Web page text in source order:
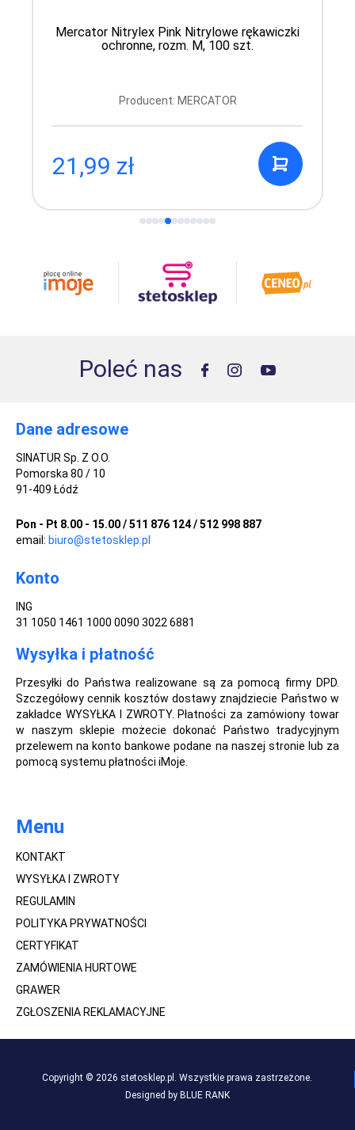
Mercator Nitrylex Pink Nitrylowe rękawiczki
ochronne, rozm. M, 100 szt.
Producent: MERCATOR
21,99 zł
Poleć nas
Dane adresowe
SINATUR Sp. Z O.O.
Pomorska 80 / 10
91-409 Łódź
Pon - Pt 8.00 - 15.00 / 511 876 124 / 512 998 887
email: biuro@stetosklep.pl
Konto
ING
31 1050 1461 1000 0090 3022 6881
Wysyłka i płatność
Przesyłki do Państwa realizowane są za pomocą firmy DPD.
Szczegółowy cennik kosztów dostawy znajdziecie Państwo w
zakładce WYSYŁKA I ZWROTY. Płatności za zamówiony towar
w naszym sklepie możecie dokonać Państwo tradycyjnym
przelewem na konto bankowe podane na naszej stronie lub za
pomocą systemu płatności iMoje.
Menu
KONTAKT
WYSYŁKA I ZWROTY
REGULAMIN
POLITYKA PRYWATNOŚCI
CERTYFIKAT
ZAMÓWIENIA HURTOWE
GRAWER
ZGŁOSZENIA REKLAMACYJNE
Copyright © 2026 stetosklep.pl. Wszystkie prawa zastrzeżone.
Designed by BLUE RANK